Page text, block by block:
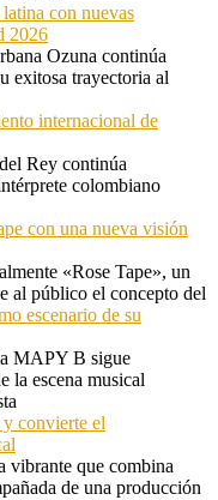
con nuevas
2026
Ozuna continúa
exitosa trayectoria al
internacional de
Rey continúa
colombiano
con una nueva visión
«Rose Tape», un
al público el concepto del
escenario de su
MAPY B sigue
la escena musical
convierte el
vibrante que combina
de una producción